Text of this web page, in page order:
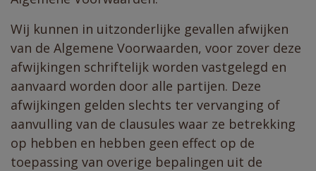
Wij kunnen in uitzonderlijke gevallen afwijken
van de Algemene Voorwaarden, voor zover deze
afwijkingen schriftelijk worden vastgelegd en
aanvaard worden door alle partijen. Deze
afwijkingen gelden slechts ter vervanging of
aanvulling van de clausules waar ze betrekking
op hebben en hebben geen effect op de
toepassing van overige bepalingen uit de